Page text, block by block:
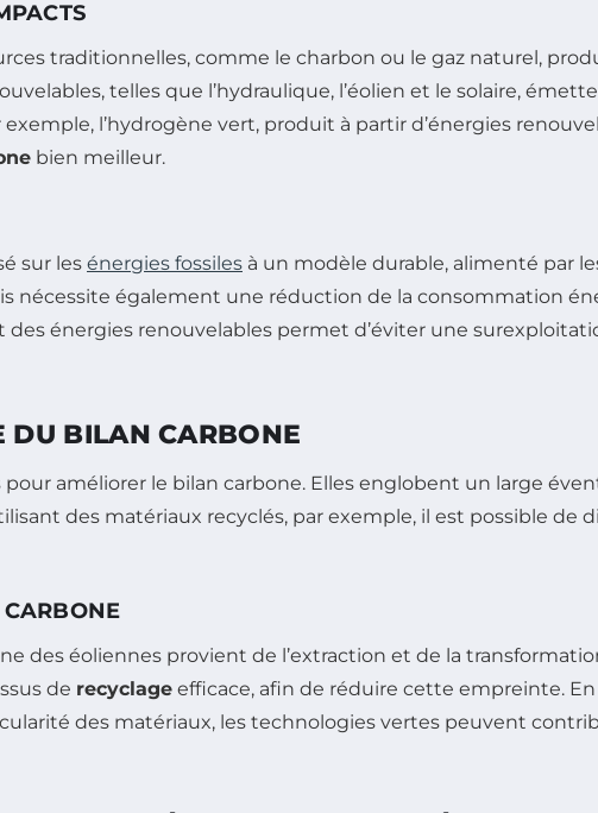
traditionnelles, comme le charbon ou le gaz naturel,
telles que l’hydraulique, l’éolien et le solaire,
l’hydrogène vert, produit à partir d’énergies
bien meilleur.
sur les énergies fossiles à un modèle durable, alimenté par
nécessite également une réduction de la consommation
énergies renouvelables permet d’éviter une
DU BILAN CARBONE
améliorer le bilan carbone. Elles englobent un large
des matériaux recyclés, par exemple, il est possible de
CARBONE
des éoliennes provient de l’extraction et de la
de recyclage efficace, afin de réduire cette empreinte.
des matériaux, les technologies vertes peuvent